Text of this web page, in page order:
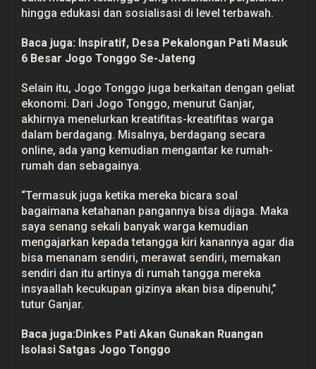
hingga edukasi dan sosialisasi di level terbawah.
Baca juga: Inspiratif, Desa Pekalongan Pati Masuk
6 Besar Jogo Tonggo Se-Jateng
Selain itu, Jogo Tonggo juga berkaitan dengan geliat
ekonomi. Dari Jogo Tonggo, menurut Ganjar,
akhirnya menelurkan kreatifitas-kreatifitas warga
dalam berdagang. Misalnya, berdagang secara
online, ada yang kemudian mengantar ke rumah-
rumah dan sebagainya.
“Termasuk juga ketika mereka bicara soal
bagaimana ketahanan pangannya bisa dijaga. Maka
saya senang sekali banyak warga kemudian
mengajarkan kepada tetangga kiri kanannya agar dia
bisa menanam sendiri, merawat sendiri, memakan
sendiri dan itu artinya di rumah tangga mereka
insyaallah kecukupan gizinya akan bisa dipenuhi,”
tutur Ganjar.
Baca juga:Dinkes Pati Akan Gunakan Ruangan
Isolasi Satgas Jogo Tonggo